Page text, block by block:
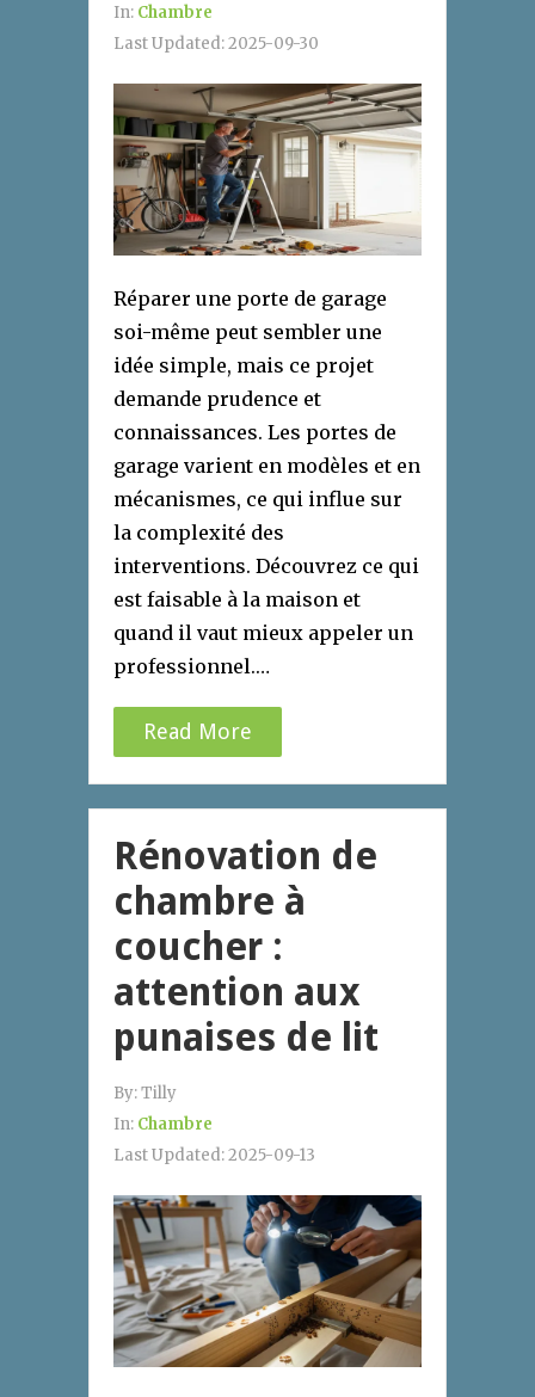
In: Chambre
Last Updated:2025-09-30
Réparer une porte de garage
soi-même peut sembler une
idée simple, mais ce projet
demande prudence et
connaissances. Les portes de
garage varient en modèles et en
mécanismes, ce qui influe sur
la complexité des
interventions. Découvrez ce qui
est faisable à la maison et
quand il vaut mieux appeler un
professionnel.…
Read More
Rénovation de
chambre à
coucher :
attention aux
punaises de lit
By:Tilly
In: Chambre
Last Updated:2025-09-13